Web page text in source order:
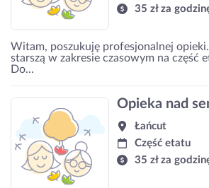
35 zł za
Witam, poszukuję profesjonalnej
starszą w zakresie czasowym na część
Do...
Opieka nad
Łańcut
Część etatu
35 zł za